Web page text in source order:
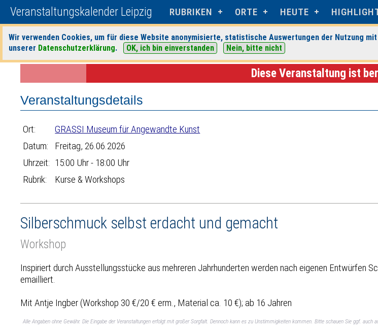
Veranstaltungskalender Leipzig RUBRIKEN ORTE HEUTE
Wir verwenden Cookies, um für diese Website anonymisierte, statistische Auswertungen der Nutzung
unserer Datenschutzerklärung. OK, ich bin einverstanden Nein, bitte nicht
Startseite>Veranstaltungen>Suche> Kurse & Workshops>GRASSI Museum für Angewandte Kunst
Diese Veranstaltung ist
Veranstaltungsdetails
Ort:
GRASSI Museum für Angewandte Kunst
Datum:
Freitag, 26.06.2026
Uhrzeit: 15:00 Uhr - 18:00 Uhr
Rubrik:
Kurse & Workshops
Silberschmuck selbst erdacht und gemacht
Workshop
Inspiriert durch Ausstellungsstücke aus mehreren Jahrhunderten werden nach eigenen Entwürfen
emailliert.
Mit Antje Ingber (Workshop 30 €/20 € erm., Material ca. 10 €); ab 16 Jahren
Alle Angaben ohne Gewähr. Die Eingabe der Veranstaltungen erfolgt mit großer Sorgfalt. Dennoch kann es zu Unstimmigkeiten kommen. Bitte schauen Sie ggf. auch